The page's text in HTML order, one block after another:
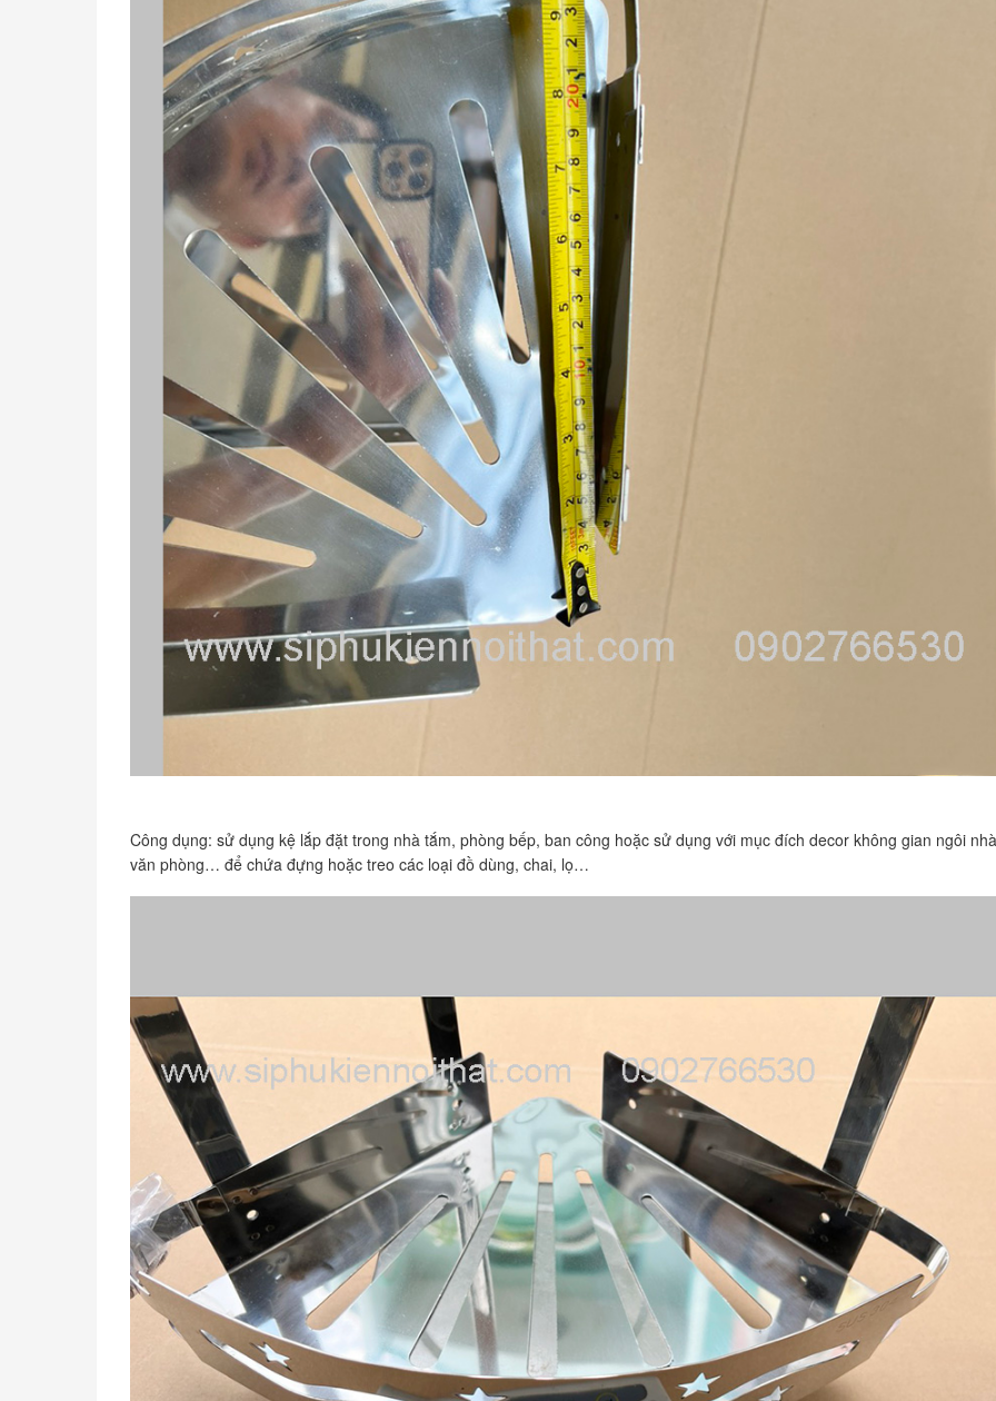
Công dụng: sử dụng kệ lắp đặt trong nhà tắm, phòng bếp, ban công hoặc sử dụng với mục đích decor không gian ngôi
văn phòng… để chứa đựng hoặc treo các loại đồ dùng, chai, lọ…